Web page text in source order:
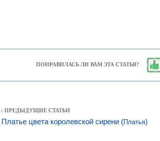
ПОНРАВИЛАСЬ ЛИ ВАМ ЭТА СТАТЬЯ?
‹ ПРЕДЫДУЩИЕ СТАТЬИ
Платье цвета королевской сирени ( Платья)